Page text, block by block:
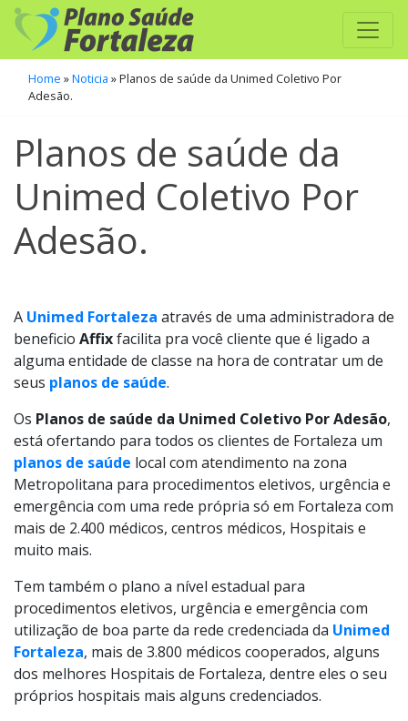
Home »Noticia »Planos de saúde da Unimed Coletivo Por
Adesão.
Planos de saúde da
Unimed Coletivo Por
Adesão.
A Unimed Fortaleza através de uma administradora de
beneficio Affixfacilita pra você cliente que é ligado a
alguma entidade de classe na hora de contratar um de
seus planos de saúde.
Os Planos de saúde da Unimed Coletivo Por Adesão,
está ofertando para todos os clientes de Fortaleza um
planos de saúde local com atendimento na zona
Metropolitana para procedimentos eletivos, urgência e
emergência com uma rede própria só em Fortaleza com
mais de 2.400 médicos, centros médicos, Hospitais e
muito mais.
Tem também o plano a nível estadual para
procedimentos eletivos, urgência e emergência com
utilização de boa parte da rede credenciada da Unimed
Fortaleza, mais de 3.800 médicos cooperados, alguns
dos melhores Hospitais de Fortaleza, dentre eles o seu
próprios hospitais mais alguns credenciados.